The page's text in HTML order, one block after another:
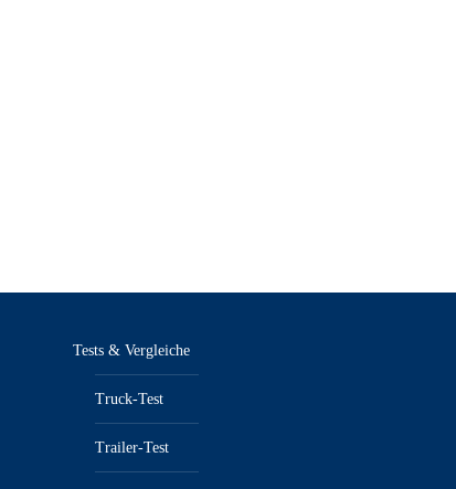
Tests & Vergleiche
Truck-Test
Trailer-Test